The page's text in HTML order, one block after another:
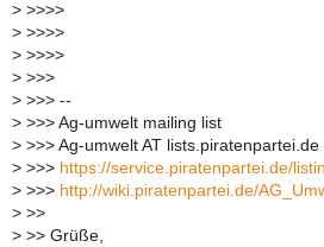
> >>>>
> >>>>
> >>>>
> >>>
> >>> --
> >>> Ag-umwelt mailing list
> >>> Ag-umwelt AT lists.piratenpartei.de
> >>> https://service.piratenpartei.de/
> >>> http://wiki.piratenpartei.de/
> >>
> >> Grüße,